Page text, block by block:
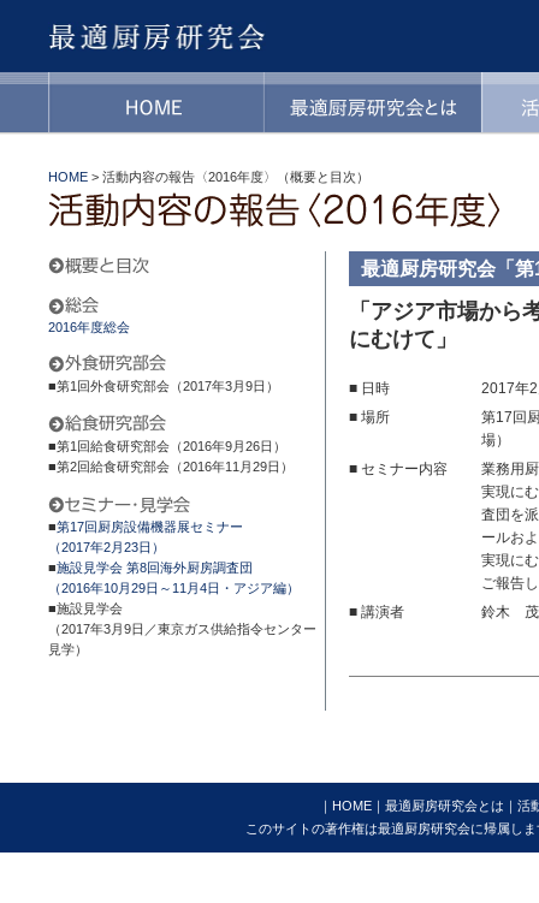
HOME > 活動内容の報告〈2016年度〉（概要と目次）
2016年度総会
■第1回外食研究部会（2017年3月9日）
■第1回給食研究部会（2016年9月26日）
■第2回給食研究部会（2016年11月29日）
■第17回厨房設備機器展セミナー
（2017年2月23日）
■施設見学会 第8回海外厨房調査団
（2016年10月29日～11月4日・アジア編）
■施設見学会
（2017年3月9日／東京ガス供給指令センター
見学）
最適厨房研究会「
「アジア市場から
にむけて」
■ 日時
2017年
■ 場所
第17回
場）
■ セミナー内容
業務用
実現に
査団を
ールお
実現に
ご報告
■ 講演者
鈴木 茂
｜ HOME｜ 最適厨房研究会とは ｜活
このサイトの著作権は最適厨房研究会に帰属し